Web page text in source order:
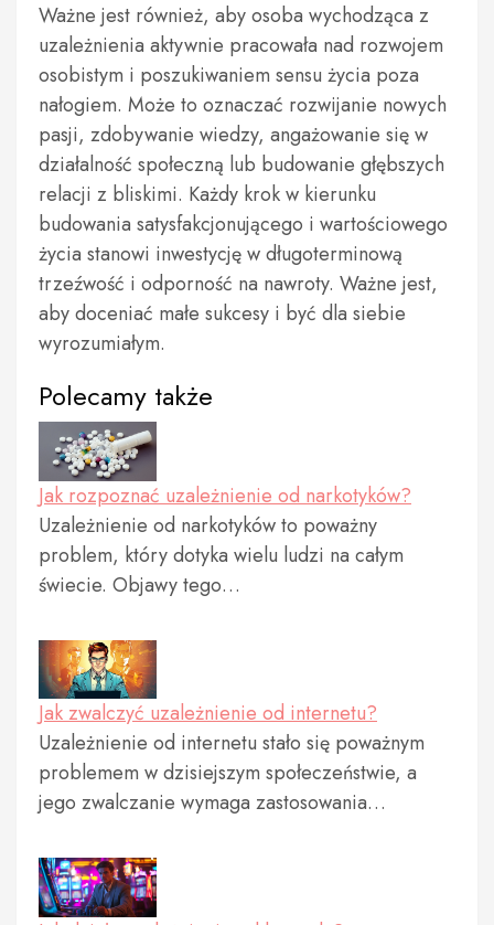
Ważne jest również, aby osoba wychodząca z
uzależnienia aktywnie pracowała nad rozwojem
osobistym i poszukiwaniem sensu życia poza
nałogiem. Może to oznaczać rozwijanie nowych
pasji, zdobywanie wiedzy, angażowanie się w
działalność społeczną lub budowanie głębszych
relacji z bliskimi. Każdy krok w kierunku
budowania satysfakcjonującego i wartościowego
życia stanowi inwestycję w długoterminową
trzeźwość i odporność na nawroty. Ważne jest,
aby doceniać małe sukcesy i być dla siebie
wyrozumiałym.
Polecamy także
Jak rozpoznać uzależnienie od narkotyków?
Uzależnienie od narkotyków to poważny
problem, który dotyka wielu ludzi na całym
świecie. Objawy tego…
Jak zwalczyć uzależnienie od internetu?
Uzależnienie od internetu stało się poważnym
problemem w dzisiejszym społeczeństwie, a
jego zwalczanie wymaga zastosowania…